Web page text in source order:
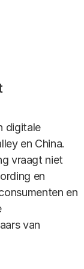
digitale
en China.
vraagt niet
en
en
van